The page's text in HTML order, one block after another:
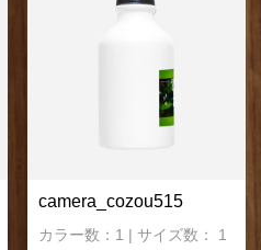
camera_cozou515
カラー数：1 | サイズ数： 1